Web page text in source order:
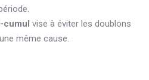
cumul vise à éviter les doublons
même cause.